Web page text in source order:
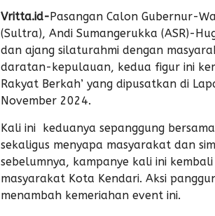
Vritta.id-Pasangan Calon Gubernur-
(Sultra), Andi Sumangerukka (ASR)-
dan ajang silaturahmi dengan
daratan-kepulauan, kedua figur ini
Rakyat Berkah’ yang dipusatkan di
November 2024.
Kali ini keduanya sepanggung
sekaligus menyapa masyarakat dan
sebelumnya, kampanye kali ini
masyarakat Kota Kendari. Aksi
menambah kemeriahan event ini.